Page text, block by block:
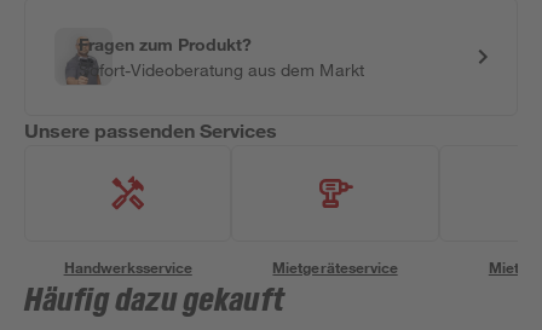
Fragen zum Produkt?
Sofort-Videoberatung aus dem Markt
Unsere passenden Services
Handwerksservice Mietgeräteservice
Häufig dazu gekauft